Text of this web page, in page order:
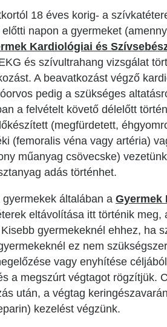
18 éves korig- a
napon a gyermeket
Kardiológiai és
és szívultrahang vizsgálat
A beavatkozást végző
pedig a szükséges
a felvételt követő délelőtt
(megfürdetett,
(femoralis véna vagy artéria)
műanyag csövecske)
adás történhet.
általában a Gyermek
eltávolítása itt történik
gyermekeknél ehhez, ha
ez nem
vagy enyhítése
a megszúrt végtagot rögzítjük.
után, a végtag
kezelést végzünk.